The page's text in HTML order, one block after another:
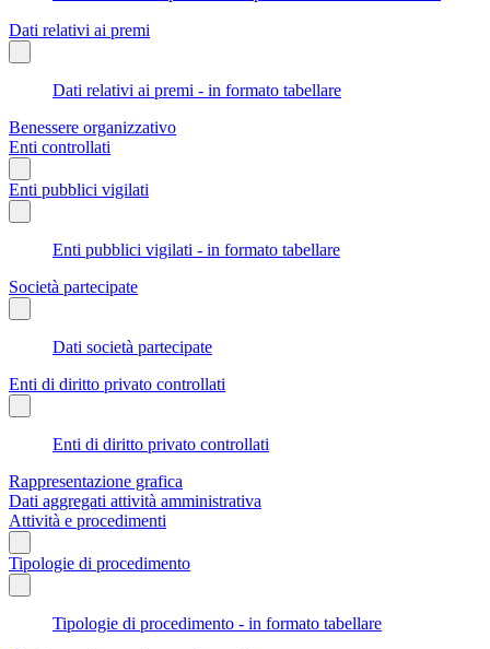
Dati relativi ai premi
Dati relativi ai premi - in formato tabellare
Benessere organizzativo
Enti controllati
Enti pubblici vigilati
Enti pubblici vigilati - in formato tabellare
Società partecipate
Dati società partecipate
Enti di diritto privato controllati
Enti di diritto privato controllati
Rappresentazione grafica
Dati aggregati attività amministrativa
Attività e procedimenti
Tipologie di procedimento
Tipologie di procedimento - in formato tabellare